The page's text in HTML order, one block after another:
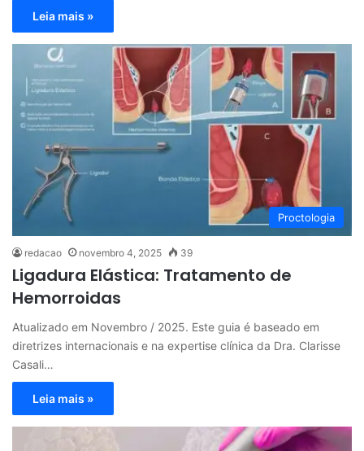
Leia mais »
Proctologia
redacao novembro 4, 2025 39
Ligadura Elástica: Tratamento de
Hemorroidas
Atualizado em Novembro / 2025. Este guia é baseado em
diretrizes internacionais e na expertise clínica da Dra. Clarisse
Casali…
Leia mais »